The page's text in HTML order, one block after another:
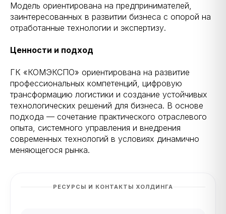
Модель ориентирована на предпринимателей,
заинтересованных в развитии бизнеса с опорой на
отработанные технологии и экспертизу.
Ценности и подход
ГК «КОМЭКСПО» ориентирована на развитие
профессиональных компетенций, цифровую
трансформацию логистики и создание устойчивых
технологических решений для бизнеса. В основе
подхода — сочетание практического отраслевого
опыта, системного управления и внедрения
современных технологий в условиях динамично
меняющегося рынка.
РЕСУРСЫ И КОНТАКТЫ ХОЛДИНГА